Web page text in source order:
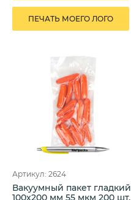
ПЕЧАТЬ МОЕГО ЛОГО
Артикул: 2624
Вакуумный пакет гладкий
100х200 мм 55 мкм 200 шт.